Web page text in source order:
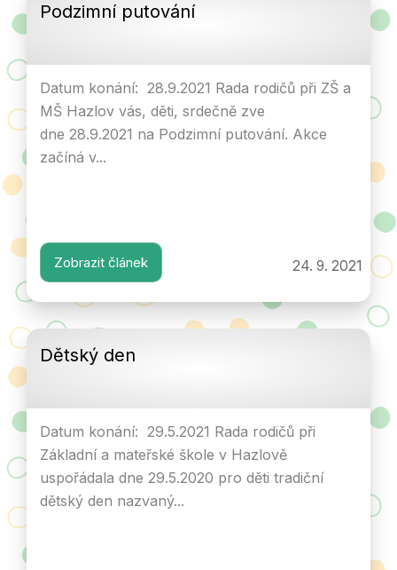
Podzimní putování
24. 9. 2021
Datum konání: 28.9.2021 Rada rodičů při ZŠ a
MŠ Hazlov vás, děti, srdečně zve
dne 28.9.2021 na Podzimní putování. Akce
začíná v...
Zobrazit článek
Dětský den
Datum konání: 29.5.2021 Rada rodičů při
Základní a mateřské škole v Hazlově
uspořádala dne 29.5.2020 pro děti tradiční
dětský den nazvaný...